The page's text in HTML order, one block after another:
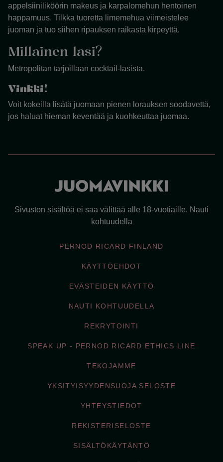
appelsiiniliköörin makeus ja karpalomehun hentoinen
happamuus. Tilkka tuoretta limemehua viimeistelee
juoman ja tuo siihen ripauksen raikasta kirpeyttä.
Millainen lasi?
Metropolitan tarjoillaan cocktail-lasista.
Vinkki!
Voit kokeilla lisätä juomaan pienen lorauksen soodavettä,
jos haluat hieman keventää ja kuohkeuttaa juomaa.
Sivuston sisältöä ei saa välittää alle 18-vuotiaille. Nauti
kohtuudella
PERNOD RICARD FINLAND
KÄYTTÖEHDOT
EVÄSTEIDEN KÄYTTÖ
NAUTI KOHTUUDELLA
REKRYTOINTI
SPEAK UP - PERNOD RICARD ETHICS LINE
TEKOJAMME
YKSITYISYYDENSUOJA SELOSTE
YHTEYSTIEDOT
REKISTERISELOSTE
SISÄLTÖKÄYTÄNTÖ